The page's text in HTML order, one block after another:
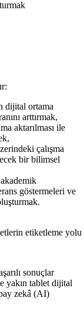
dijital ortama
arttırmak,
aktarılması ile
çalışma
bir bilimsel
göstermeleri ve
etiketleme
sonuçlar
yakın tablet dijital
zekâ (AI)